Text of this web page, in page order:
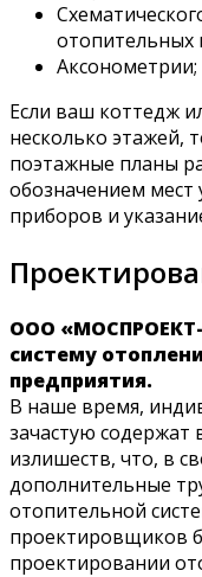
отопительных
Аксонометрии;
Если ваш коттедж
несколько этажей,
поэтажные планы
обозначением мест
приборов и
ООО
систему
предприятия.
В наше время,
зачастую содержат
излишеств, что, в
дополнительные
отопительной
проектировщиков
проектировании